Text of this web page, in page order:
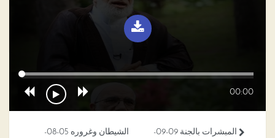
00:00
الشيطان وغروره 05-08-
المبشرات بالجنة 09-09-